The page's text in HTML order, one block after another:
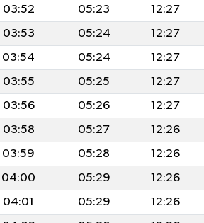
03:52 05:23 12:27
03:53 05:24 12:27
03:54 05:24 12:27
03:55 05:25 12:27
03:56 05:26 12:27
03:58 05:27 12:26
03:59 05:28 12:26
04:00 05:29 12:26
04:01 05:29 12:26